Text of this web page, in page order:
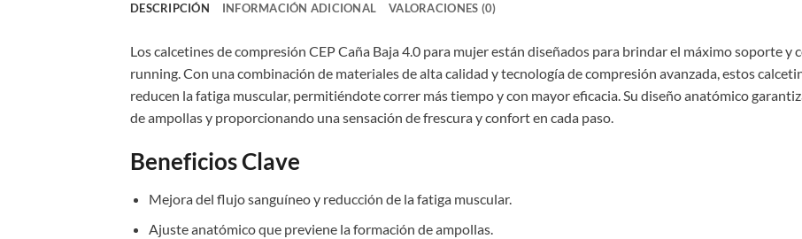
DESCRIPCIÓN INFORMACIÓN ADICIONAL VALORACIONES (0)
Los calcetines de compresión CEP Caña Baja 4.0 para mujer están diseñados para brindar el máximo soporte
running. Con una combinación de materiales de alta calidad y tecnología de compresión avanzada, estos
reducen la fatiga muscular, permitiéndote correr más tiempo y con mayor eficacia. Su diseño anatómico
de ampollas y proporcionando una sensación de frescura y confort en cada paso.
Beneficios Clave
Mejora del flujo sanguíneo y reducción de la fatiga muscular.
Ajuste anatómico que previene la formación de ampollas.